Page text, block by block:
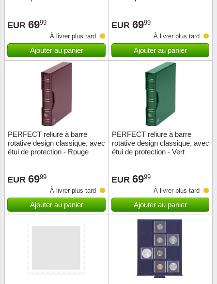
EUR 6999
À livrer plus tard
Ajouter au panier
EUR 6999
À livrer plus tard
Ajouter au panier
PERFECT reliure à barre
rotative design classique, avec
étui de protection - Rouge
EUR 6999
À livrer plus tard
Ajouter au panier
PERFECT reliure à barre
rotative design classique, avec
étui de protection - Vert
EUR 6999
À livrer plus tard
Ajouter au panier
Fleurs
Islande